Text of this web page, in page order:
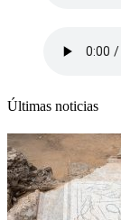
Últimas noticias